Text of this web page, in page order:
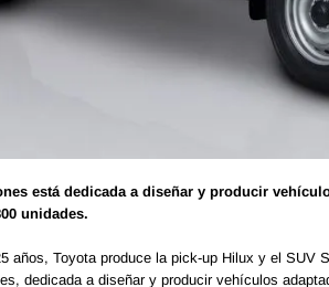
está dedicada a diseñar y producir
unidades.
años, Toyota produce la pick-up Hilux y el SUV
dedicada a diseñar y producir vehículos